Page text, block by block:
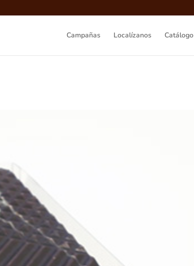
Campañas Localízanos Catálogo